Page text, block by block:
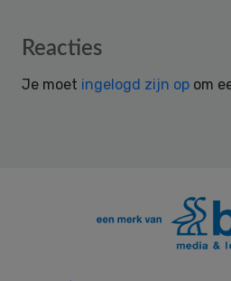
Reader
Reacties
Je moet ingelogd zijn op om